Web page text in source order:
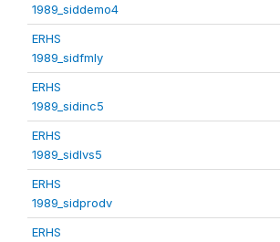
1989_siddemo4
ERHS
1989_sidfmly
ERHS
1989_sidinc5
ERHS
1989_sidlvs5
ERHS
1989_sidprodv
ERHS